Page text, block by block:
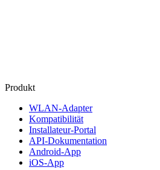
Produkt
WLAN‑Adapter
Kompatibilität
Installateur‑Portal
API‑Dokumentation
Android‑App
iOS‑App